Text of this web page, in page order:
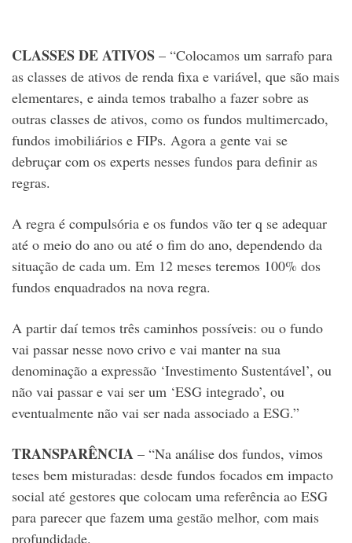
CLASSES DE ATIVOS – “Colocamos um sarrafo para
as classes de ativos de renda fixa e variável, que são mais
elementares, e ainda temos trabalho a fazer sobre as
outras classes de ativos, como os fundos multimercado,
fundos imobiliários e FIPs. Agora a gente vai se
debruçar com os experts nesses fundos para definir as
regras.
A regra é compulsória e os fundos vão ter q se adequar
até o meio do ano ou até o fim do ano, dependendo da
situação de cada um. Em 12 meses teremos 100% dos
fundos enquadrados na nova regra.
A partir daí temos três caminhos possíveis: ou o fundo
vai passar nesse novo crivo e vai manter na sua
denominação a expressão ‘Investimento Sustentável’, ou
não vai passar e vai ser um ‘ESG integrado’, ou
eventualmente não vai ser nada associado a ESG.”
TRANSPARÊNCIA – “Na análise dos fundos, vimos
teses bem misturadas: desde fundos focados em impacto
social até gestores que colocam uma referência ao ESG
para parecer que fazem uma gestão melhor, com mais
profundidade.